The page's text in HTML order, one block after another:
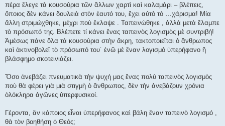
πέρα ἔλεγε τὰ κουσούρια τῶν ἄλλων χαρτὶ καὶ καλαμάρι – βλέπεις,
ὅποιος δὲν κάνει δουλειὰ στὸν ἑαυτό του, ἔχει αὐτὸ τό …χάρισμα! Μία
ἄλλη στριμώχθηκε, μέχρι ποὺ ἔκλαψε . Ταπεινώθηκε , ἀλλὰ μετὰ ἔλαμπε
τὸ πρόσωπό της. Βλέπετε τί κάνει ἕνας ταπεινὸς λογισμὸς μὲ συντριβή!
Ἀμέσως πάνε ὅλα τὰ κουσούρια στὴν ἄκρη, τακτοποιεῖται ὁ ἄνθρωπος
καὶ ἀκτινοβολεῖ τὸ πρόσωπό του˙ ἐνῶ μὲ ἕναν λογισμὸ ὑπερήφανο ἢ
βλάσφημο σκοτεινιάζει.
Ὅσο ἀνεβάζει πνευματικὰ τὴν ψυχή μας ἕνας πολὺ ταπεινὸς λογισμὸς
ποὺ θὰ φέρει γιὰ μιὰ στιγμὴ ὁ ἄνθρωπος, δὲν τὴν ἀνεβάζουν χρόνια
ὁλόκληρα ἀγῶνες ὑπερφυσικοί.
Γέροντα, ἂν κάποιος εἶναι ὑπερήφανος καὶ βάλη ἕναν ταπεινὸ λογισμό ,
θὰ τὸν βοηθήση ὁ Θεός;